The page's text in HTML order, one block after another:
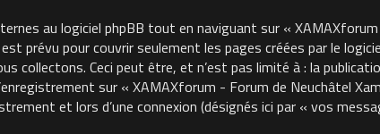
au logiciel phpBB tout en naviguant sur «
prévu pour couvrir seulement les pages créées par le
collectons. Ceci peut être, et n’est pas limité à : la
sur « XAMAXforum - Forum de Neuchâtel
et lors d’une connexion (désignés ici par « vos